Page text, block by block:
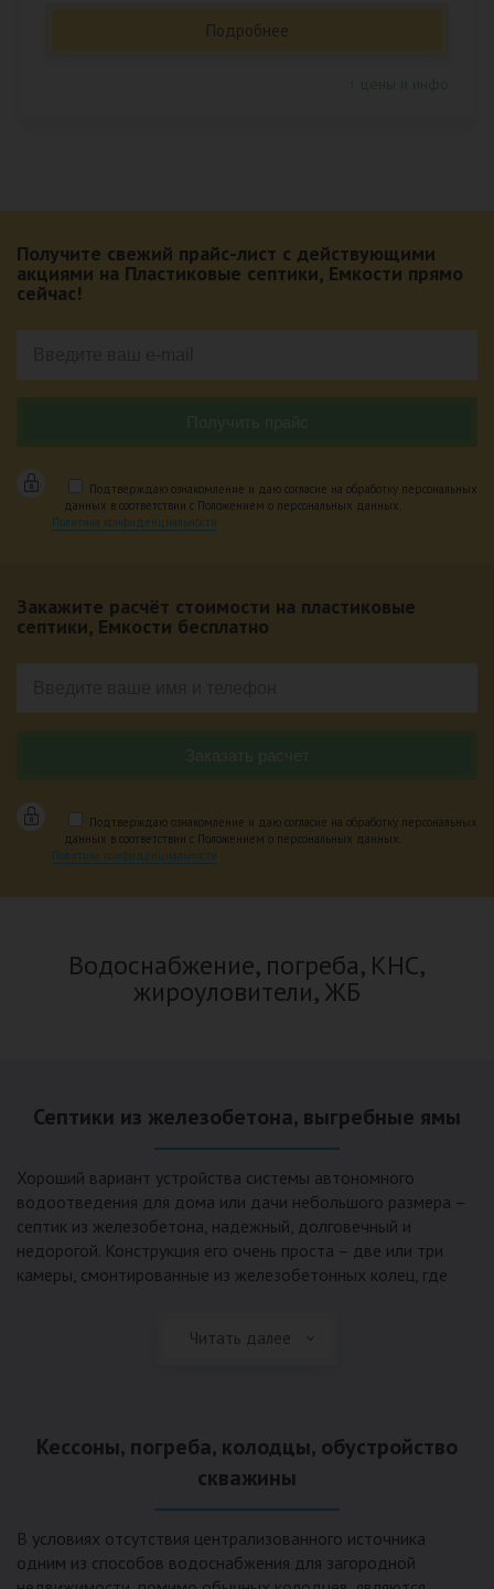
Подробнее
Получите свежий прайс-лист с действующими
акциями на Пластиковые септики, Емкости прямо
сейчас!
Подтверждаю ознакомление и даю согласие на обработку персональных
данных в соответствии с Положением о персональных данных.
Политика конфиденциальности
Закажите расчёт стоимости на пластиковые
септики, Емкости бесплатно
Подтверждаю ознакомление и даю согласие на обработку персональных
данных в соответствии с Положением о персональных данных.
Политика конфиденциальности
Водоснабжение, погреба, КНС,
жироуловители, ЖБ
Септики из железобетона, выгребные ямы
Хороший вариант устройства системы автономного
водоотведения для дома или дачи небольшого размера –
септик из железобетона, надежный, долговечный и
недорогой. Конструкция его очень проста – две или три
камеры, смонтированные из железобетонных колец, где
слой дренажа, устроенный из щебня и песка. Для септика
большую прочность по сравнению с пластиковыми
Читать далее
Кессоны, погреба, колодцы, обустройство
скважины
В условиях отсутствия централизованного источника
одним из способов водоснабжения для загородной